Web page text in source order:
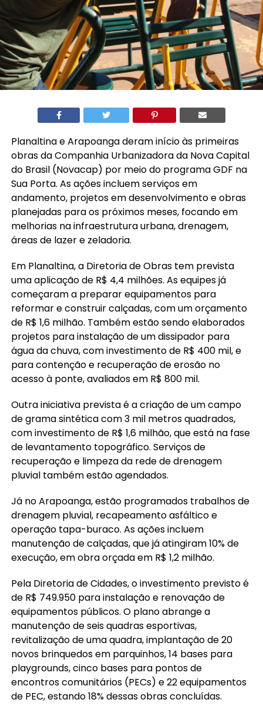
Planaltina e Arapoanga deram início às primeiras
obras da Companhia Urbanizadora da Nova Capital
do Brasil (Novacap) por meio do programa GDF na
Sua Porta. As ações incluem serviços em
andamento, projetos em desenvolvimento e obras
planejadas para os próximos meses, focando em
melhorias na infraestrutura urbana, drenagem,
áreas de lazer e zeladoria.
Em Planaltina, a Diretoria de Obras tem prevista
uma aplicação de R$ 4,4 milhões. As equipes já
começaram a preparar equipamentos para
reformar e construir calçadas, com um orçamento
de R$ 1,6 milhão. Também estão sendo elaborados
projetos para instalação de um dissipador para
água da chuva, com investimento de R$ 400 mil, e
para contenção e recuperação de erosão no
acesso à ponte, avaliados em R$ 800 mil.
Outra iniciativa prevista é a criação de um campo
de grama sintética com 3 mil metros quadrados,
com investimento de R$ 1,6 milhão, que está na fase
de levantamento topográfico. Serviços de
recuperação e limpeza da rede de drenagem
pluvial também estão agendados.
Já no Arapoanga, estão programados trabalhos de
drenagem pluvial, recapeamento asfáltico e
operação tapa-buraco. As ações incluem
manutenção de calçadas, que já atingiram 10% de
execução, em obra orçada em R$ 1,2 milhão.
Pela Diretoria de Cidades, o investimento previsto é
de R$ 749.950 para instalação e renovação de
equipamentos públicos. O plano abrange a
manutenção de seis quadras esportivas,
revitalização de uma quadra, implantação de 20
novos brinquedos em parquinhos, 14 bases para
playgrounds, cinco bases para pontos de
encontros comunitários (PECs) e 22 equipamentos
de PEC, estando 18% dessas obras concluídas.